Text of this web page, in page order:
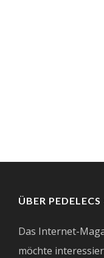
ÜBER
Das Internet-
möchte